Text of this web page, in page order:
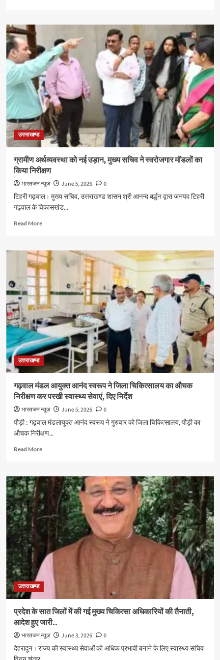
मुख्यमंत्री
नेतृत्व
नैनीताल
को
मिली
विकास
की
नई
रफ्तार,
13
योजनाओं
का
लोकार्पण
और
शिलान्यास
उत्तराखण्ड
ग्रामीण अर्थव्यवस्था को नई उड़ान, मुख्य सचिव ने स्वरोजगार मॉडलों का
किया निरीक्षण
भारतजन न्यूज़ June 5, 2026
0
टिहरी गढ़वाल। मुख्य सचिव, उत्तराखण्ड शासन श्री आनन्द बर्द्धन द्वारा जनपद टिहरी
गढ़वाल के विकासखंड...
Read MoreRead
ग्रामीण
अर्थव्यवस्था
को
नई
उड़ान,
मुख्य
सचिव
स्वरोजगार
मॉडलों
का
किया
निरीक्षण
उत्तराखण्ड
गढ़वाल मंडल आयुक्त आनंद स्वरूप ने जिला चिकित्सालय का औचक
निरीक्षण कर परखी स्वास्थ्य सेवाएं, दिए निर्देश
भारतजन न्यूज़ June 5, 2026
0
पौड़ी : गढ़वाल मंडलायुक्त आनंद स्वरूप ने गुरुवार को जिला चिकित्सालय, पौड़ी का
औचक निरीक्षण...
Read MoreRead
गढ़वाल
मंडल
आयुक्त
आनंद
स्वरूप
ने
जिला
चिकित्सालय
औचक
निरीक्षण
सेवाएं,
दिए
निर्देश
उत्तराखण्ड
प्रदेश के सात जिलों में की गई मुख्य चिकित्सा अधिकारियों की तैनाती,
आदेश हुए जारी..
भारतजन न्यूज़ June 3, 2026
0
देहरादून। राज्य की स्वास्थ्य सेवाओं को अधिक प्रभावी बनाने के लिए स्वास्थ्य सचिव